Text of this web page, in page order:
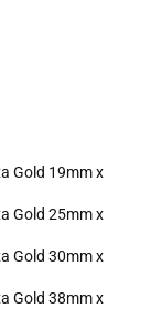
Gold 19mm x
Gold 25mm x
Gold 30mm x
Gold 38mm x